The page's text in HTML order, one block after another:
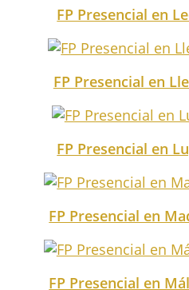
FP Presencial en
FP Presencial en
FP Presencial en
FP Presencial en
FP Presencial en